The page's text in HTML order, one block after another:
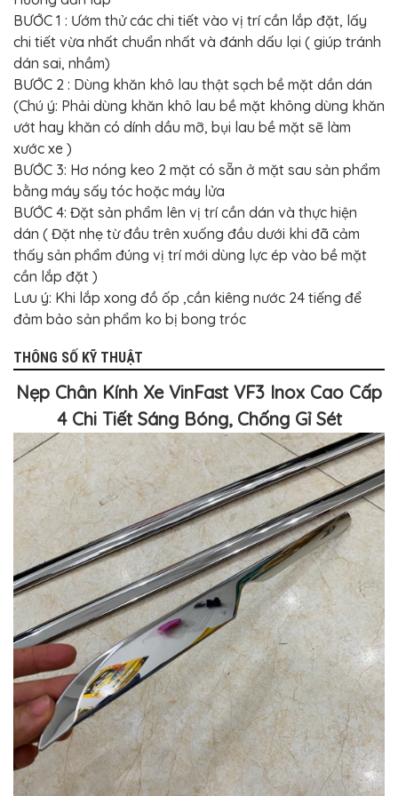
BỌC
GHẾ
DA
Ô
TÔ
PHỤ
KIỆN
XE
CAO
CẤP
ĐỒ
CHƠI
XE
ĐẠP
ĐỒ
CÔNG
NGHỆ
KHÁC
BƯỚC 1 : Ướm thử các chi tiết vào vị trí cần lắp đặt, lấy
chi tiết vừa nhất chuẩn nhất và đánh dấu lại ( giúp tránh
dán sai, nhầm)
BƯỚC 2 : Dùng khăn khô lau thật sạch bề mặt dần dán
(Chú ý: Phải dùng khăn khô lau bề mặt không dùng khăn
ướt hay khăn có dính dầu mỡ, bụi lau bề mặt sẽ làm
xước xe )
BƯỚC 3: Hơ nóng keo 2 mặt có sẵn ở mặt sau sản phẩm
bằng máy sấy tóc hoặc máy lửa
BƯỚC 4: Đặt sản phẩm lên vị trí cần dán và thực hiện
dán ( Đặt nhẹ từ đầu trên xuống đầu dưới khi đã cảm
thấy sản phẩm đúng vị trí mới dùng lực ép vào bề mặt
cần lắp đặt )
Lưu ý: Khi lắp xong đồ ốp ,cần kiêng nước 24 tiếng để
đảm bảo sản phẩm ko bị bong tróc
THÔNG SỐ KỸ THUẬT
Nẹp Chân Kính Xe VinFast VF3 Inox Cao Cấp
4 Chi Tiết Sáng Bóng, Chống Gỉ Sét